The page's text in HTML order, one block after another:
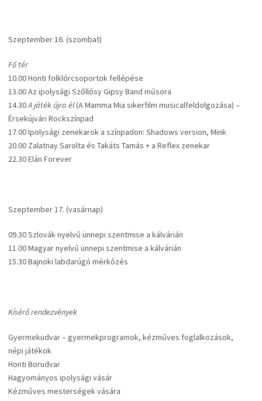
Szeptember 16. (szombat)
Fő tér
10.00 Honti folklórcsoportok fellépése
13.00 Az ipolysági Szőllősy Gipsy Band műsora
14.30A játék újra él(A Mamma Mia sikerfilm musicalfeldolgozása) –
Érsekújvári Rockszínpad
17.00 Ipolysági zenekarok a színpadon: Shadows version, Mink
20.00 Zalatnay Sarolta és Takáts Tamás + a Reflex zenekar
22.30 Elán Forever
Szeptember 17. (vasárnap)
09.30 Szlovák nyelvű ünnepi szentmise a kálvárián
11.00 Magyar nyelvű ünnepi szentmise a kálvárián
15.30 Bajnoki labdarúgó mérkőzés
Kísérő rendezvények
Gyermekudvar – gyermekprogramok, kézműves foglalkozások,
népi játékok
Honti Borudvar
Hagyományos ipolysági vásár
Kézműves mesterségek vására